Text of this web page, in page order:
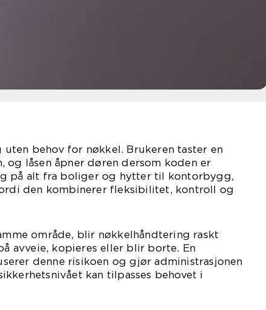
behov for nøkkel. Brukeren taster en
og låsen åpner døren dersom koden er
på alt fra boliger og hytter til kontorbygg,
den kombinerer fleksibilitet, kontroll og
område, blir nøkkelhåndtering raskt
avveie, kopieres eller blir borte. En
denne risikoen og gjør administrasjonen
kan tilpasses behovet i